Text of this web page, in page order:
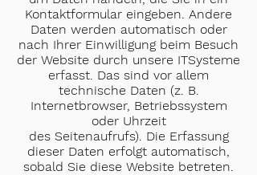
Kontaktformular eingeben. Andere
Daten werden automatisch oder
nach Ihrer Einwilligung beim Besuch
der Website durch unsere ITSysteme
erfasst. Das sind vor allem
technische Daten (z. B.
Internetbrowser, Betriebssystem
oder Uhrzeit
des Seitenaufrufs). Die Erfassung
dieser Daten erfolgt automatisch,
sobald Sie diese Website betreten.